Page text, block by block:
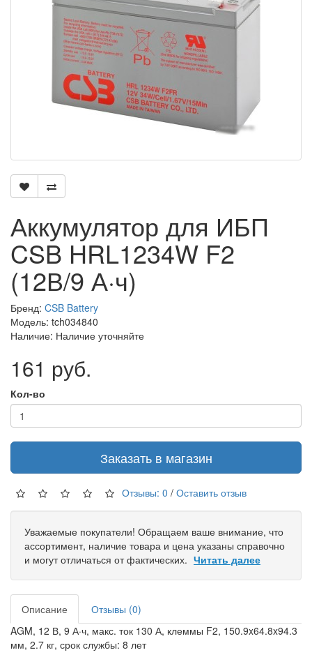
Аккумулятор для ИБП
CSB HRL1234W F2
(12В/9 А·ч)
Бренд: CSB Battery
Модель: tch034840
Наличие: Наличие уточняйте
161 руб.
Кол-во
Заказать в магазин
Отзывы: 0 / Оставить отзыв
Уважаемые покупатели! Обращаем ваше внимание, что
ассортимент, наличие товара и цена указаны справочно
и могут отличаться от фактических. Читать далее
Описание
Отзывы (0)
AGM, 12 В, 9 А·ч, макс. ток 130 А, клеммы F2, 150.9x64.8x94.3
мм, 2.7 кг, срок службы: 8 лет